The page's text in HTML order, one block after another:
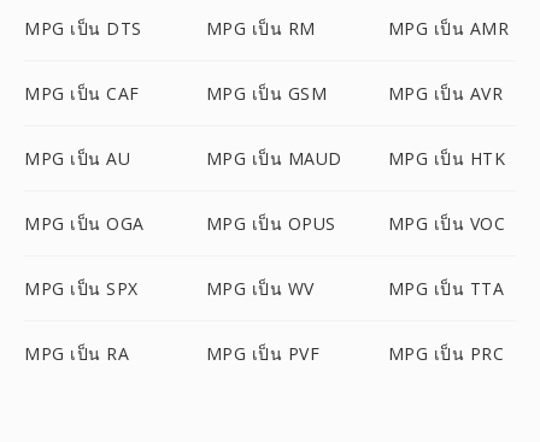
MPG เป็น DTS MPG เป็น RM MPG เป็น AMR
MPG เป็น CAF MPG เป็น GSM MPG เป็น AVR
MPG เป็น AU MPG เป็น MAUD MPG เป็น HTK
MPG เป็น OGA MPG เป็น OPUS MPG เป็น VOC
MPG เป็น SPX MPG เป็น WV MPG เป็น TTA
MPG เป็น RA MPG เป็น PVF MPG เป็น PRC